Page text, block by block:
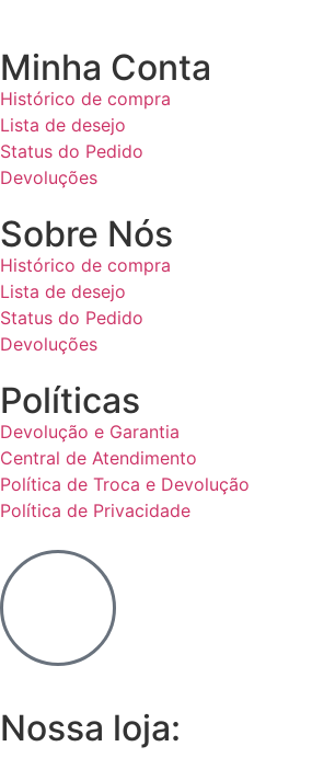
Minha Conta
Histórico de compra
Lista de desejo
Status do Pedido
Devoluções
Sobre Nós
Histórico de compra
Lista de desejo
Status do Pedido
Devoluções
Políticas
Devolução e Garantia
Central de Atendimento
Política de Troca e Devolução
Política de Privacidade
Nossa loja: